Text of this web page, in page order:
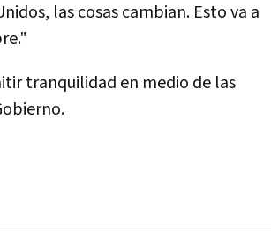
las cosas cambian. Esto va a
tranquilidad en medio de las